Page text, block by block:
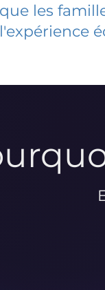
que les
l'expérience